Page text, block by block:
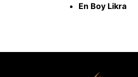
En Boy Likra